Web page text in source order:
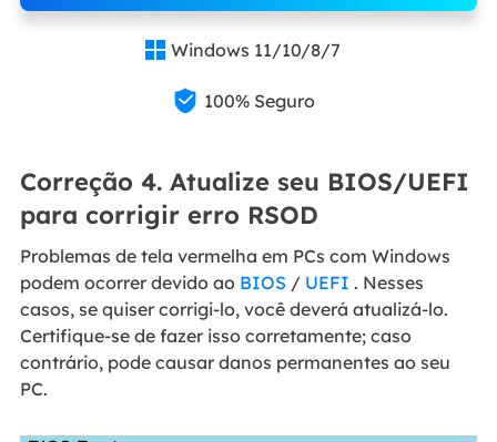
 Windows 11/10/8/7
 100% Seguro
Correção 4. Atualize seu BIOS/UEFI
para corrigir erro RSOD
Problemas de tela vermelha em PCs com Windows
podem ocorrer devido ao BIOS / UEFI . Nesses
casos, se quiser corrigi-lo, você deverá atualizá-lo.
Certifique-se de fazer isso corretamente; caso
contrário, pode causar danos permanentes ao seu
PC.